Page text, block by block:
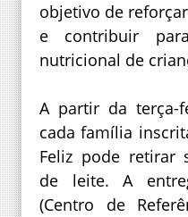
objetivo de
e contribuir
nutricional de
A partir da terça-
cada família
Feliz pode retirar
de leite. A
(Centro de